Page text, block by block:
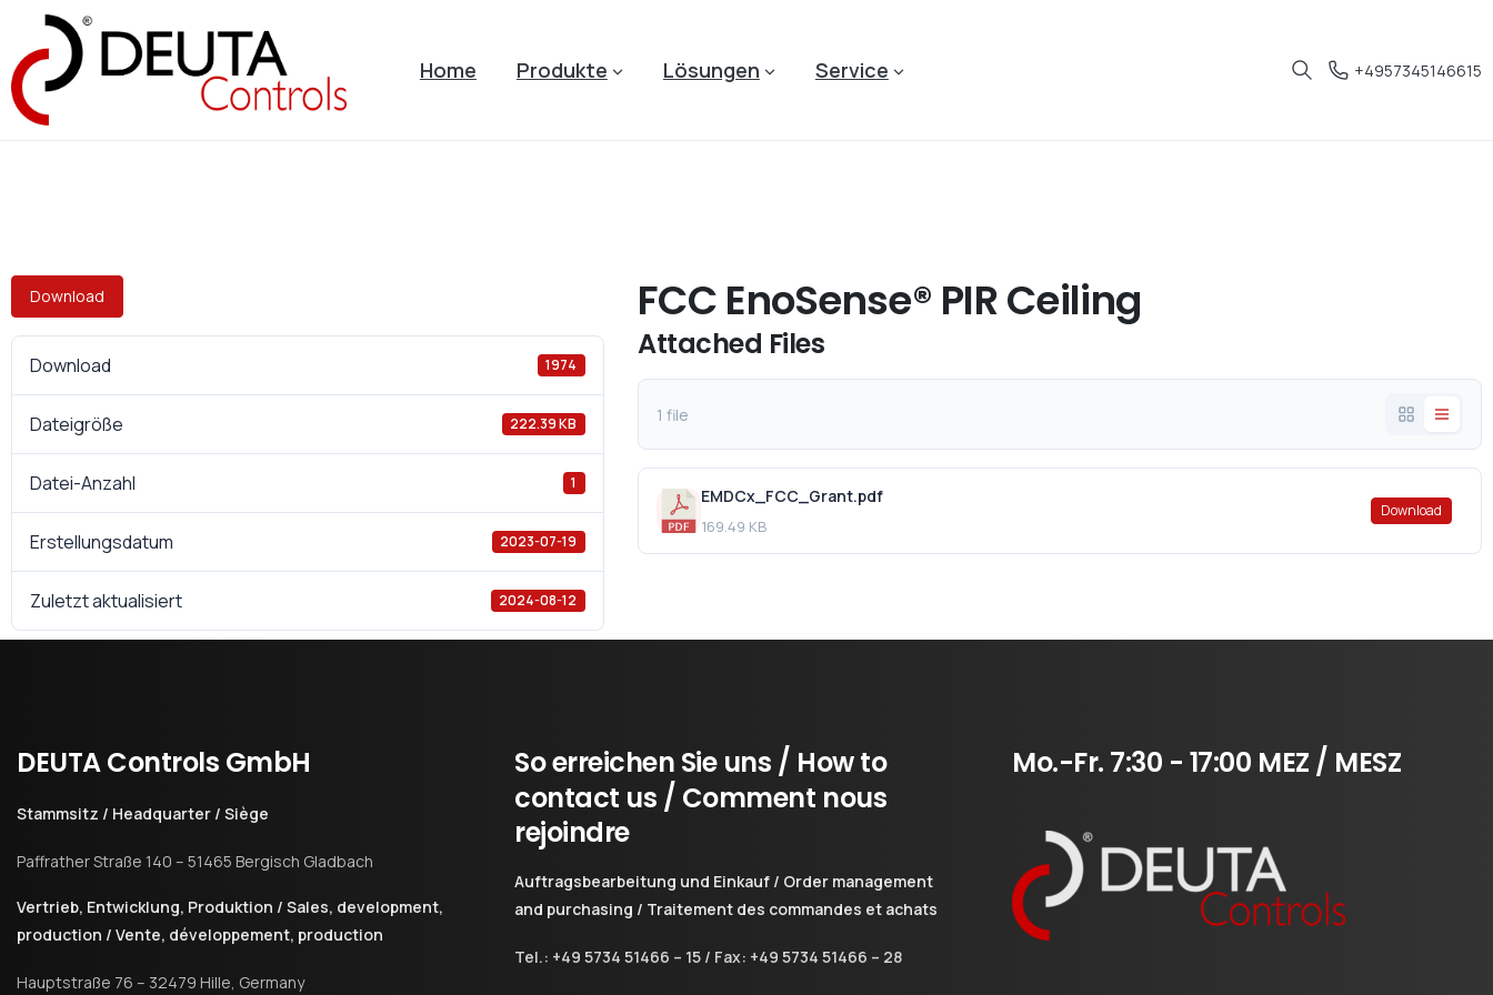
Home Produkte Lösungen Service +4957345146615
Download
Download 1974
Dateigröße 222.39 KB
Datei-Anzahl 1
Erstellungsdatum 2023-07-19
Zuletzt aktualisiert 2024-08-12
FCC EnoSense® PIR Ceiling
Attached Files
1 file
EMDCx_FCC_Grant.pdf
169.49 KB
Download
DEUTAControls GmbH
Stammsitz / Headquarter / Siège
Paffrather Straße 140 – 51465 Bergisch Gladbach
Vertrieb, Entwicklung, Produktion / Sales, development,
production / Vente, développement, production
Hauptstraße 76 – 32479 Hille, Germany
Soerreichen Sie uns / Howto
contact us / Comment nous
rejoindre
Auftragsbearbeitung und Einkauf / Order management
and purchasing / Traitement des commandes et achats
Tel.: +49 5734 51466 – 15 / Fax: +49 5734 51466 – 28
Mo.-Fr. 7:30 - 17:00 MEZ / MESZ